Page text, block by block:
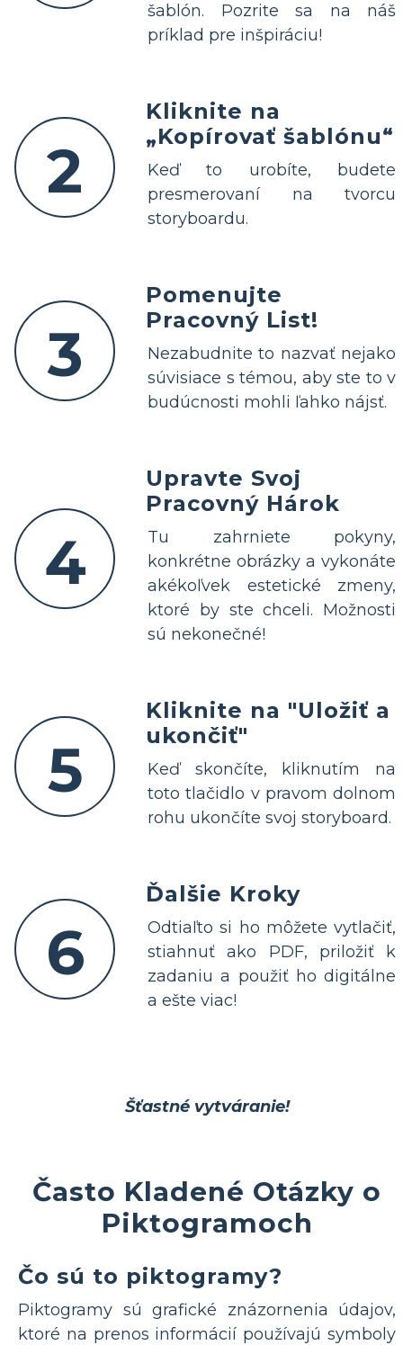
šablón. Pozrite sa na náš
príklad pre inšpiráciu!
2
Kliknite na
„Kopírovať šablónu“
Keď to urobíte, budete
presmerovaní na tvorcu
storyboardu.
3
Pomenujte
Pracovný List!
Nezabudnite to nazvať nejako
súvisiace s témou, aby ste to v
budúcnosti mohli ľahko nájsť.
4
Upravte Svoj
Pracovný Hárok
Tu zahrniete pokyny,
konkrétne obrázky a vykonáte
akékoľvek estetické zmeny,
ktoré by ste chceli. Možnosti
sú nekonečné!
5
Kliknite na "Uložiť a
ukončiť"
Keď skončíte, kliknutím na
toto tlačidlo v pravom dolnom
rohu ukončíte svoj storyboard.
6
Ďalšie Kroky
Odtiaľto si ho môžete vytlačiť,
stiahnuť ako PDF, priložiť k
zadaniu a použiť ho digitálne
a ešte viac!
Šťastné vytváranie!
Často Kladené Otázky o
Piktogramoch
Čo sú to piktogramy?
Piktogramy sú grafické znázornenia údajov,
ktoré na prenos informácií používajú symboly